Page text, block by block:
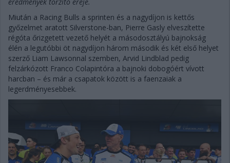
Miután a Racing Bulls a sprinten és a nagydíjon is kettős
győzelmet aratott Silverstone-ban, Pierre Gasly elveszítette
régóta őrizgetett vezető helyét a másodosztályú bajnokság
élén a legutóbbi öt nagydíjon három második és két első helyet
szerző Liam Lawsonnal szemben, Arvid Lindblad pedig
felzárkózott Franco Colapintóra a bajnoki dobogóért vívott
harcban – és már a csapatok között is a faenzaiak a
legerdményesebbek.